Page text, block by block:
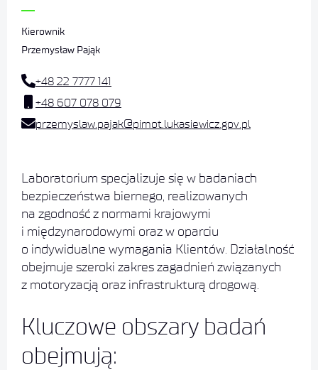
Kierownik
Przemysław Pająk
+48 22 7777 141
+48 607 078 079
przemyslaw.pajak@pimot.lukasiewicz.gov.pl
Laboratorium specjalizuje się w badaniach
bezpieczeństwa biernego, realizowanych
na zgodność z normami krajowymi
i międzynarodowymi oraz w oparciu
o indywidualne wymagania Klientów. Działalność
obejmuje szeroki zakres zagadnień związanych
z motoryzacją oraz infrastrukturą drogową.
Kluczowe obszary badań
obejmują: